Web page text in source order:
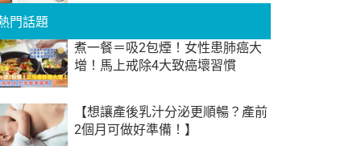
門話題
煮一餐＝吸2包煙！女性患肺癌大
增！馬上戒除4大致癌壞習慣
【想讓產後乳汁分泌更順暢？產前
2個月可做好準備！】